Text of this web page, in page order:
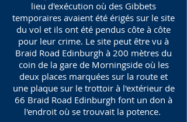
lieu d'exécution où des Gibbets
temporaires avaient été érigés sur le site
du vol et ils ont été pendus côte à côte
pour leur crime. Le site peut être vu à
Braid Road Edinburgh à 200 mètres du
coin de la gare de Morningside où les
deux places marquées sur la route et
une plaque sur le trottoir à l'extérieur de
66 Braid Road Edinburgh font un don à
l'endroit où se trouvait la potence.